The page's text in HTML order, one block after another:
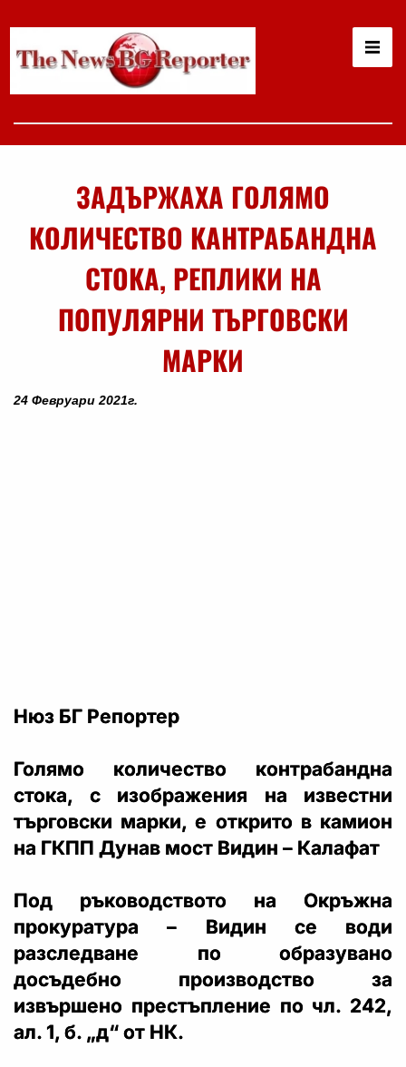
ЗАДЪРЖАХА ГОЛЯМО
КОЛИЧЕСТВО КАНТРАБАНДНА
СТОКА, РЕПЛИКИ НА
ПОПУЛЯРНИ ТЪРГОВСКИ
МАРКИ
24 Февруари 2021г.
Нюз БГ Репортер
Голямо количество контрабандна
стока, с изображения на известни
търговски марки, е открито в камион
на ГКПП Дунав мост Видин – Калафат
Под ръководството на Окръжна
прокуратура – Видин се води
разследване по образувано
досъдебно производство за
извършено престъпление по чл. 242,
ал. 1, б. „д“ от НК.